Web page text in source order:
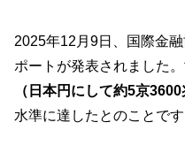
2025年12月9日、国際金
ポートが発表されました
（日本円にして約5京3600
水準に達したとのことです